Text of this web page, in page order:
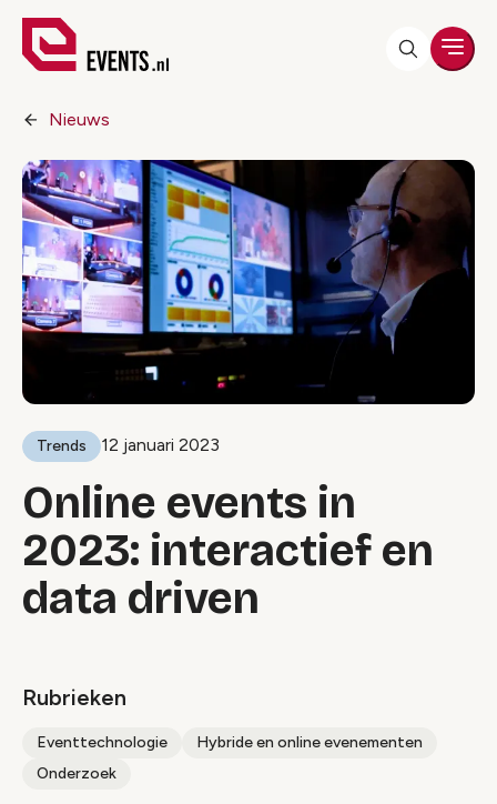
Nieuws
Trends 12 januari 2023
Online events in
2023: interactief en
data driven
Rubrieken
Eventtechnologie
Hybride en online evenementen
Onderzoek